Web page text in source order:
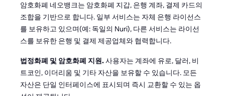
암호화폐 네오뱅크는 암호화폐 지갑, 은행 계좌, 결제 카드의
조합을 기반으로 합니다. 일부 서비스는 자체 은행 라이선스
를 보유하고 있으며(예: 독일의 Nuri), 다른 서비스는 라이선
스를 보유한 은행 및 결제 제공업체와 협력합니다.
법정화폐 및 암호화폐 지원.사용자는 계좌에 유로, 달러, 비
트코인, 이더리움 및 기타 자산을 보유할 수 있습니다. 모든
자산은 단일 인터페이스에 표시되며 즉시 교환할 수 있는 옵